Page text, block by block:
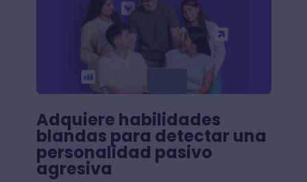
Adquiere habilidades
blandas para detectar una
personalidad pasivo
agresiva